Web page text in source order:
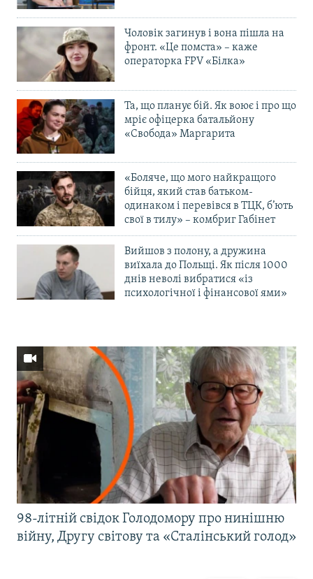
Чоловік загинув і вона пішла на
фронт. «Це помста» – каже
операторка FPV «Білка»
Та, що планує бій. Як воює і про що
мріє офіцерка батальйону
«Свобода» Маргарита
«Боляче, що мого найкращого
бійця, який став батьком-
одинаком і перевівся в ТЦК, б’ють
свої в тилу» – комбриг Габінет
Вийшов з полону, а дружина
виїхала до Польщі. Як після 1000
днів неволі вибратися «із
психологічної і фінансової ями»
98-літній свідок Голодомору про нинішню
війну, Другу світову та «Сталінський голод»